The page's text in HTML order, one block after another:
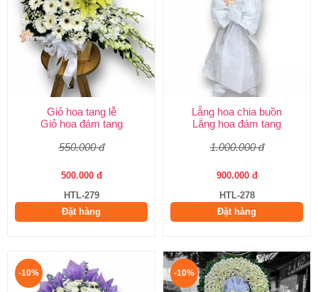
Giỏ hoa tang lễ
Giỏ hoa đám tang
550.000 đ
500.000 đ
HTL-279
Đặt hàng
Lẵng hoa chia buồn
Lẵng hoa đám tang
1.000.000 đ
900.000 đ
HTL-278
Đặt hàng
-10% -10%